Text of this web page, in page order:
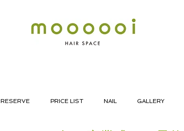
RESERVE PRICE LIST NAIL GALLERY